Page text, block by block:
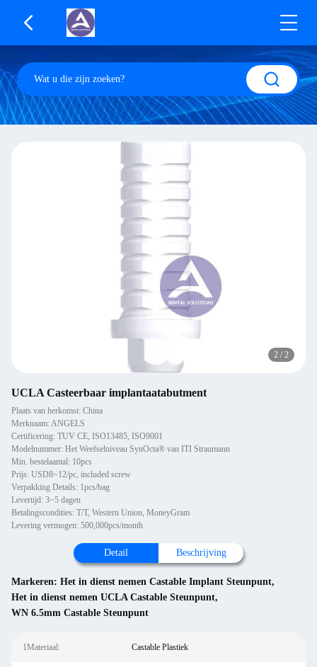
2 / 2
UCLA Casteerbaar implantaatabutment
Plaats van herkomst: China
Merknaam: ANGELS
Certificering: TUV CE, ISO13485, ISO9001
Modelnummer: Het Weefselniveau SynOcta® van ITI Straumann
Min. bestelaantal: 10pcs
Prijs: USD8~12/pc, included screw
Verpakking Details: 1pcs/bag
Levertijd: 3~5 dagen
Betalingscondities: T/T, Western Union, MoneyGram
Levering vermogen: 500,000pcs/month
Detail Beschrijving
Markeren: Het in dienst nemen Castable Implant Steunpunt,
Het in dienst nemen UCLA Castable Steunpunt,
WN 6.5mm Castable Steunpunt
1Materiaal: Castable Plastiek